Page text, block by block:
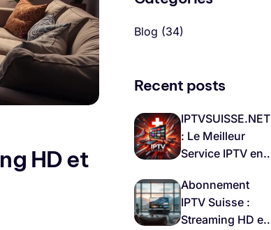
HD et
Blog (34)
Recent posts
IPTVSUISSE.NET
: Le Meilleur
Service IPTV en
Abonnement
IPTV Suisse :
Streaming HD et